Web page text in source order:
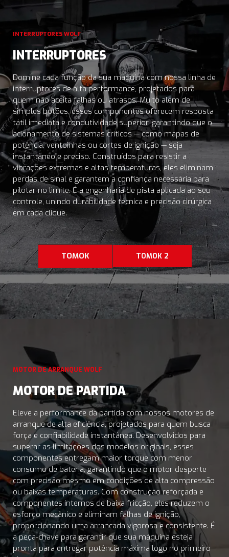
INTERRUPTORES WOLF
INTERRUPTORES
Domine cada função da sua máquina com nossa linha de
interruptores de alta performance, projetados para
quem não aceita falhas ou atrasos. Muito além de
simples botões, esses componentes oferecem resposta
tátil imediata e condutividade superior, garantindo que o
acionamento de sistemas críticos — como mapas de
potência, ventoinhas ou cortes de ignição — seja
instantâneo e preciso. Construídos para resistir a
vibrações extremas e altas temperaturas, eles eliminam
perdas de sinal e garantem a confiança necessária para
pilotar no limite. É a engenharia de pista aplicada ao seu
controle, unindo durabilidade técnica e precisão cirúrgica
em cada clique.
TOMOK TOMOK 2
MOTOR DE ARRANQUE WOLF
MOTOR DE PARTIDA
Eleve a performance da partida com nossos motores de
arranque de alta eficiência, projetados para quem busca
força e confiabilidade instantânea. Desenvolvidos para
superar as limitações dos modelos originais, esses
componentes entregam maior torque com menor
consumo de bateria, garantindo que o motor desperte
com precisão mesmo em condições de alta compressão
ou baixas temperaturas. Com construção reforçada e
componentes internos de baixa fricção, eles reduzem o
esforço mecânico e eliminam falhas de ignição,
proporcionando uma arrancada vigorosa e consistente. É
a peça-chave para garantir que sua máquina esteja
pronta para entregar potência máxima logo no primeiro